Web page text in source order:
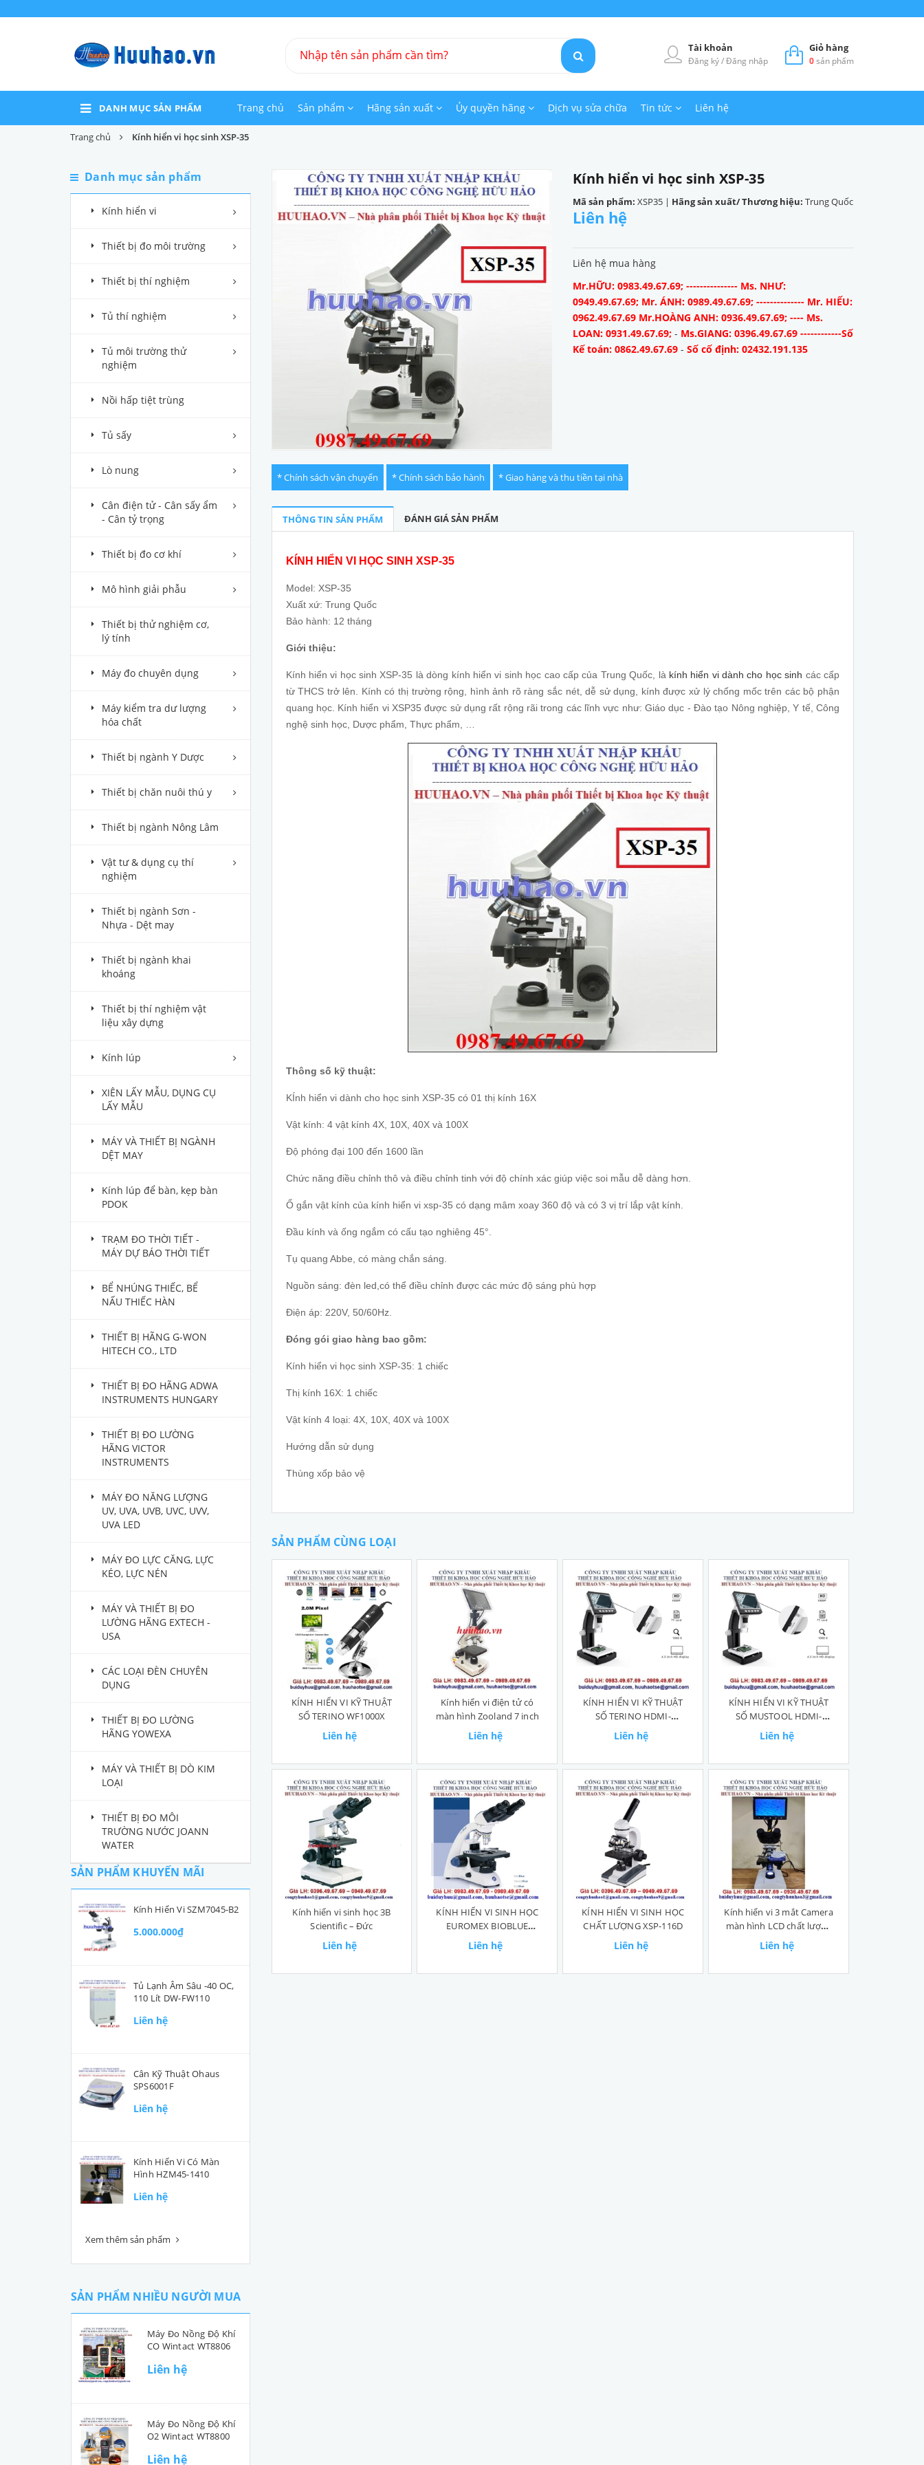
Giỏ hàng
0sản phẩm
Tài khoản
Đăng ký/Đăng nhập
DANH MỤC SẢN PHẨM Trang chủ Sản phẩm Hãng sản xuất Ủy quyền hãng Dịch vụ sửa chữa Tin tức Liên hệ
Trang chủ Kính hiển vi học sinh XSP-35
Danh mục sản phẩm
Kính hiển vi
Thiết bị đo môi trường
Thiết bị thí nghiệm
Tủ thí nghiệm
Tủ môi trường thử
nghiệm
Nồi hấp tiệt trùng
Tủ sấy
Lò nung
Cân điện tử - Cân sấy ẩm
- Cân tỷ trọng
Thiết bị đo cơ khí
Mô hình giải phẫu
Thiết bị thử nghiệm cơ,
lý tính
Máy đo chuyên dụng
Máy kiểm tra dư lượng
hóa chất
Thiết bị ngành Y Dược
Thiết bị chăn nuôi thú y
Thiết bị ngành Nông Lâm
Vật tư & dụng cụ thí
nghiệm
Thiết bị ngành Sơn -
Nhựa - Dệt may
Thiết bị ngành khai
khoáng
Thiết bị thí nghiệm vật
liệu xây dựng
Kính lúp
XIÊN LẤY MẪU, DỤNG CỤ
LẤY MẪU
MÁY VÀ THIẾT BỊ NGÀNH
DỆT MAY
Kính lúp để bàn, kẹp bàn
PDOK
TRẠM ĐO THỜI TIẾT -
MÁY DỰ BÁO THỜI TIẾT
BỂ NHÚNG THIẾC, BỂ
NẤU THIẾC HÀN
THIẾT BỊ HÃNG G-WON
HITECH CO., LTD
THIẾT BỊ ĐO HÃNG ADWA
INSTRUMENTS HUNGARY
THIẾT BỊ ĐO LƯỜNG
HÃNG VICTOR
INSTRUMENTS
MÁY ĐO NĂNG LƯỢNG
UV, UVA, UVB, UVC, UVV,
UVA LED
MÁY ĐO LỰC CĂNG, LỰC
KÉO, LỰC NÉN
MÁY VÀ THIẾT BỊ ĐO
LƯỜNG HÃNG EXTECH -
USA
CÁC LOẠI ĐÈN CHUYÊN
DỤNG
THIẾT BỊ ĐO LƯỜNG
HÃNG YOWEXA
MÁY VÀ THIẾT BỊ DÒ KIM
LOẠI
THIẾT BỊ ĐO MÔI
TRƯỜNG NƯỚC JOANN
WATER
SẢN PHẨM KHUYẾN MÃI
Kính Hiển Vi SZM7045-B2
5.000.000₫
Tủ Lạnh Âm Sâu -40 OC,
110 Lít DW-FW110
Liên hệ
Cân Kỹ Thuật Ohaus
SPS6001F
Liên hệ
Kính Hiển Vi Có Màn
Hình HZM45-1410
Liên hệ
Xem thêm sản phẩm
SẢN PHẨM NHIỀU NGƯỜI MUA
Máy Đo Nồng Độ Khí
CO Wintact WT8806
Liên hệ
Máy Đo Nồng Độ Khí
O2 Wintact WT8800
Liên hệ
Kính hiển vi học sinh XSP-35
Mã sản phẩm:XSP35 | Hãng sản xuất/ Thương hiệu:Trung Quốc
Liên hệ
Liên hệ mua hàng
Mr.HỮU: 0983.49.67.69; --------------- Ms. NHƯ:
0949.49.67.69; Mr. ÁNH: 0989.49.67.69; -------------- Mr. HIẾU:
0962.49.67.69 Mr.HOÀNG ANH: 0936.49.67.69; ---- Ms.
LOAN: 0931.49.67.69; - Ms.GIANG: 0396.49.67.69 ------------Số
Kế toán: 0862.49.67.69 -Số cố định: 02432.191.135
* Chính sách vận chuyển * Chính sách bảo hành * Giao hàng và thu tiền tại nhà
THÔNG TIN SẢN PHẨM ĐÁNH GIÁ SẢN PHẨM
KÍNH HIỂN VI HỌC SINH XSP-35
Model: XSP-35
Xuất xứ: Trung Quốc
Bảo hành: 12 tháng
Giới thiệu:
Kính hiển vi học sinh XSP-35 là dòng kính hiển vi sinh học cao cấp của Trung Quốc, là kính hiển vi dành cho học sinh các cấp
từ THCS trở lên. Kính có thị trường rộng, hình ảnh rõ ràng sắc nét, dễ sử dụng, kính được xử lý chống mốc trên các bộ phận
quang học. Kính hiển vi XSP35 được sử dụng rất rộng rãi trong các lĩnh vực như: Giáo dục - Đào tạo Nông nghiệp, Y tế, Công
nghệ sinh học, Dược phẩm, Thực phẩm, …
Thông số kỹ thuật:
KÍnh hiển vi dành cho học sinh XSP-35 có 01 thị kính 16X
Vật kính: 4 vật kính 4X, 10X, 40X và 100X
Độ phóng đại 100 đến 1600 lần
Chức năng điều chỉnh thô và điều chỉnh tinh với độ chính xác giúp việc soi mẫu dễ dàng hơn.
Ổ gắn vật kính của kính hiển vi xsp-35 có dạng mâm xoay 360 độ và có 3 vị trí lắp vật kính.
Đầu kính và ống ngắm có cấu tạo nghiêng 45°.
Tụ quang Abbe, có màng chắn sáng.
Nguồn sáng: đèn led,có thể điều chỉnh được các mức độ sáng phù hợp
Điện áp: 220V, 50/60Hz.
Đóng gói giao hàng bao gồm:
Kính hiển vi học sinh XSP-35: 1 chiếc
Thị kính 16X: 1 chiếc
Vật kính 4 loại: 4X, 10X, 40X và 100X
Hướng dẫn sử dụng
Thùng xốp bảo vệ
SẢN PHẨM CÙNG LOẠI
KÍNH HIỂN VI KỸ THUẬT
SỔ TERINO WF1000X
Liên hệ
Kính hiển vi điện tử có
màn hình Zooland 7 inch
Liên hệ
KÍNH HIỂN VI KỸ THUẬT
SỐ TERINO HDMI-
HD1000X
Liên hệ
KÍNH HIỂN VI KỸ THUẬT
SỐ MUSTOOL HDMI-
HD1000X
Liên hệ
Kính hiển vi sinh học 3B
Scientific – Đức
Liên hệ
KÍNH HIỂN VI SINH HỌC
EUROMEX BIOBLUE
BB.4260
Liên hệ
KÍNH HIỂN VI SINH HỌC
CHẤT LƯỢNG XSP-116D
Liên hệ
Kính hiển vi 3 mắt Camera
màn hình LCD chất lượng
cao
Liên hệ